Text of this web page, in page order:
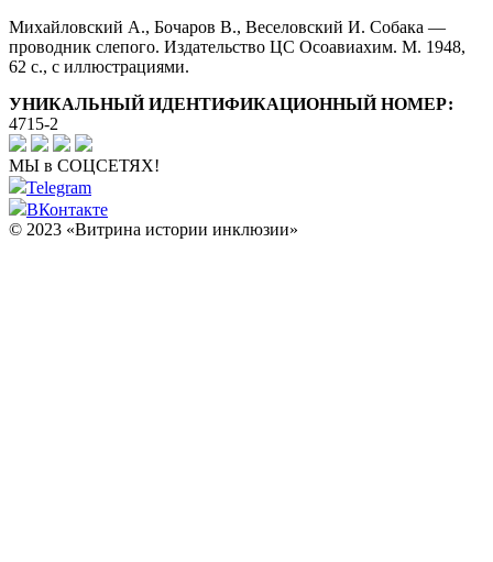
Михайловский А., Бочаров В., Веселовский И. Собака —
проводник слепого. Издательство ЦС Осоавиахим. М. 1948,
62 с., с иллюстрациями.
УНИКАЛЬНЫЙ ИДЕНТИФИКАЦИОННЫЙ НОМЕР:
4715-2
МЫ в СОЦСЕТЯХ!
Telegram
ВКонтакте
© 2023 «Витрина истории инклюзии»